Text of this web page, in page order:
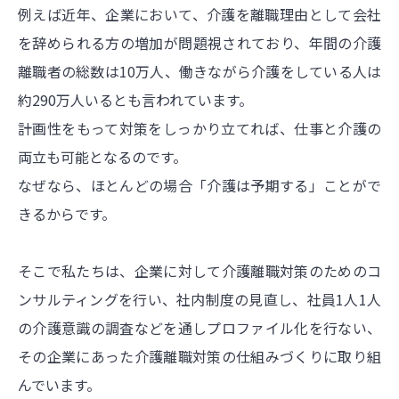
例えば近年、企業において、介護を離職理由として会社
を辞められる方の増加が問題視されており、年間の介護
離職者の総数は10万人、働きながら介護をしている人は
約290万人いるとも言われています。
計画性をもって対策をしっかり立てれば、仕事と介護の
両立も可能となるのです。
なぜなら、ほとんどの場合「介護は予期する」ことがで
きるからです。
そこで私たちは、企業に対して介護離職対策のためのコ
ンサルティングを行い、社内制度の見直し、社員1人1人
の介護意識の調査などを通しプロファイル化を行ない、
その企業にあった介護離職対策の仕組みづくりに取り組
んでいます。